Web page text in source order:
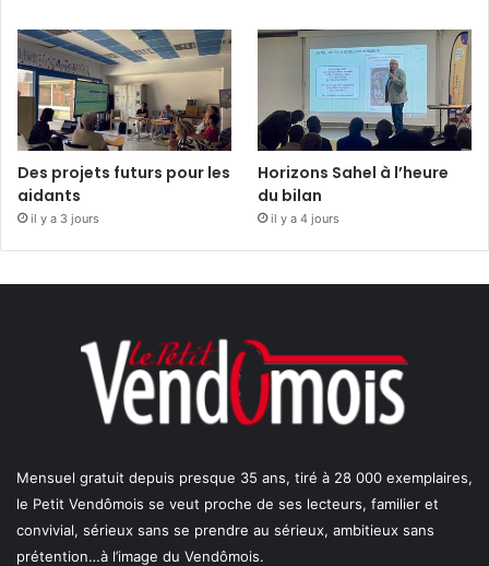
Des projets futurs pour les
aidants
il y a 3 jours
Horizons Sahel à l’heure
du bilan
il y a 4 jours
Mensuel gratuit depuis presque 35 ans, tiré à 28 000 exemplaires,
le Petit Vendômois se veut proche de ses lecteurs, familier et
convivial, sérieux sans se prendre au sérieux, ambitieux sans
prétention…à l’image du Vendômois.